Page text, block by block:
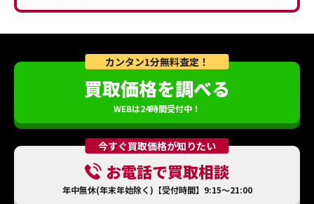
カンタン1分無料査定！
買取価格を調べる
WEBは24時間受付中！
今すぐ買取価格が知りたい
お電話で買取相談
年中無休(年末年始除く)【受付時間】9:15～21:00